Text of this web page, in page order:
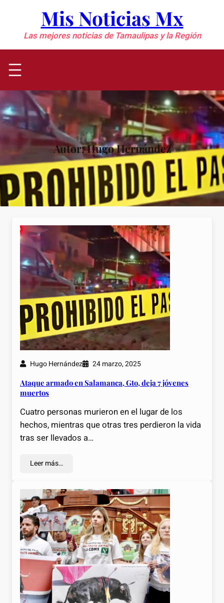
contenido
Mis Noticias Mx
Las mejores noticias de Tamaulipas y la Región
Autor:Hugo Hernández
Hugo Hernández 24 marzo, 2025
Ataque armado en Salamanca, Gto, deja 7 jóvenes
muertos
Cuatro personas murieron en el lugar de los
hechos, mientras que otras tres perdieron la vida
tras ser llevados a…
Leer más…